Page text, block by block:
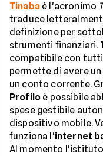
Tinabaè l'acronimo
traduce
definizione per
strumenti finanziari.
compatibile con
permette di avere
un conto corrente.
Profilo è possibile
spese gestibile
dispositivo mobile.
funziona l'internet
Al momento